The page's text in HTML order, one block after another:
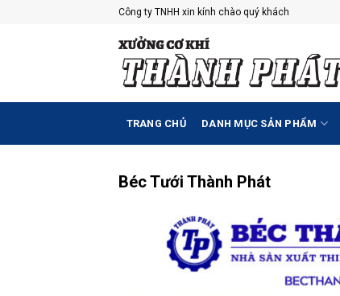
Công ty TNHH xin kính chào quý khách
TRANG CHỦ DANH MỤC SẢN PHẨM
Béc Tưới Thành Phát